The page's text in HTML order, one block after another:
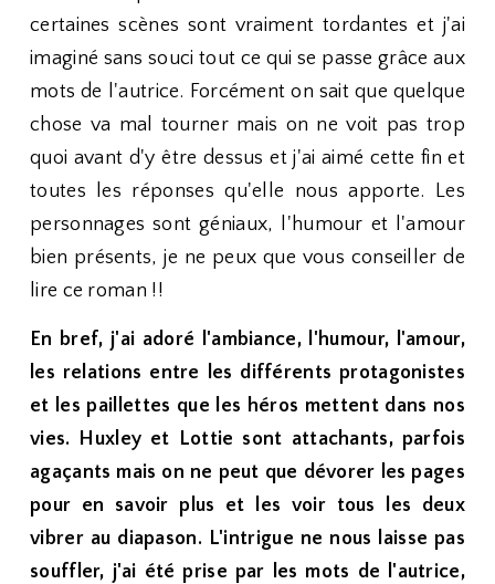
certaines scènes sont vraiment tordantes et j'ai
imaginé sans souci tout ce qui se passe grâce aux
mots de l'autrice. Forcément on sait que quelque
chose va mal tourner mais on ne voit pas trop
quoi avant d'y être dessus et j'ai aimé cette fin et
toutes les réponses qu'elle nous apporte. Les
personnages sont géniaux, l'humour et l'amour
bien présents, je ne peux que vous conseiller de
lire ce roman !!
En bref, j'ai adoré l'ambiance, l'humour, l'amour,
les relations entre les différents protagonistes
et les paillettes que les héros mettent dans nos
vies. Huxley et Lottie sont attachants, parfois
agaçants mais on ne peut que dévorer les pages
pour en savoir plus et les voir tous les deux
vibrer au diapason. L'intrigue ne nous laisse pas
souffler, j'ai été prise par les mots de l'autrice,